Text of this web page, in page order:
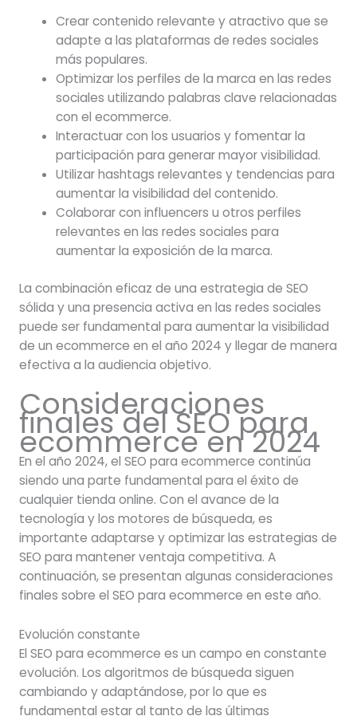
Crear contenido relevante y atractivo que se
adapte a las plataformas de redes sociales
más populares.
Optimizar los perfiles de la marca en las redes
sociales utilizando palabras clave relacionadas
con el ecommerce.
Interactuar con los usuarios y fomentar la
participación para generar mayor visibilidad.
Utilizar hashtags relevantes y tendencias para
aumentar la visibilidad del contenido.
Colaborar con influencers u otros perfiles
relevantes en las redes sociales para
aumentar la exposición de la marca.
La combinación eficaz de una estrategia de SEO
sólida y una presencia activa en las redes sociales
puede ser fundamental para aumentar la visibilidad
de un ecommerce en el año 2024 y llegar de manera
efectiva a la audiencia objetivo.
Consideraciones
finales del SEO para
ecommerce en 2024
En el año 2024, el SEO para ecommerce continúa
siendo una parte fundamental para el éxito de
cualquier tienda online. Con el avance de la
tecnología y los motores de búsqueda, es
importante adaptarse y optimizar las estrategias de
SEO para mantener ventaja competitiva. A
continuación, se presentan algunas consideraciones
finales sobre el SEO para ecommerce en este año.
Evolución constante
El SEO para ecommerce es un campo en constante
evolución. Los algoritmos de búsqueda siguen
cambiando y adaptándose, por lo que es
fundamental estar al tanto de las últimas